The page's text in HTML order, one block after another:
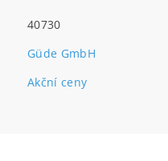
40730
Güde GmbH
Akční ceny